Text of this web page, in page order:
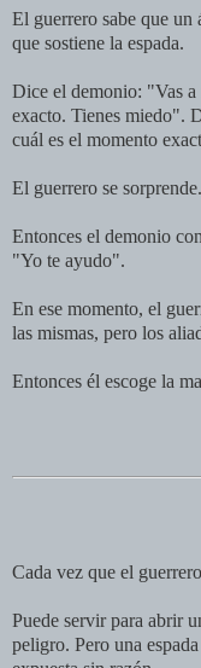
El guerrero sabe que un
que sostiene la espada.
Dice el demonio: "Vas a
exacto. Tienes miedo".
cuál es el momento
El guerrero se
Entonces el demonio
"Yo te ayudo".
En ese momento, el
las mismas, pero los
Entonces él escoge la
Cada vez que el
Puede servir para abrir
peligro. Pero una